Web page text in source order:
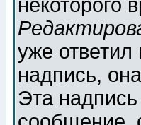
некоторого
уже
надпись,
Эта